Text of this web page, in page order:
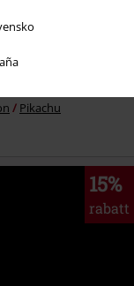
Pikachu
15%
rabatt